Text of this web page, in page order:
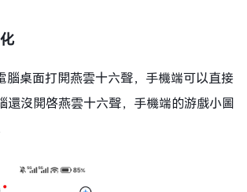
腦桌面打開燕雲十六聲，手機端可以直接
還沒開啓燕雲十六聲，手機端的游戲小圖